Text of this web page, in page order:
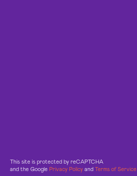
This site is protected by reCAPTCHA
and the Google Privacy Policy and Terms of Service